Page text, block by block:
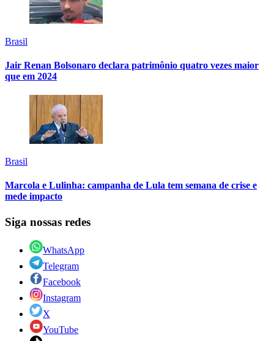
Brasil
Jair Renan Bolsonaro declara patrimônio quatro vezes maior
que em 2024
Brasil
Marcola e Lulinha: campanha de Lula tem semana de crise e
mede impacto
Siga nossas redes
WhatsApp
Telegram
Facebook
Instagram
X
YouTube